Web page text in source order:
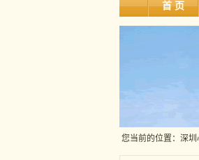
首 页
您当前的位置： 深圳